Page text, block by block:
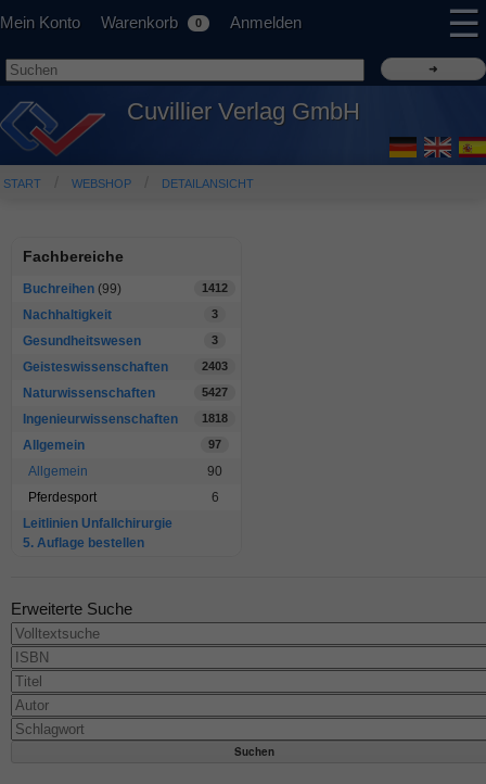
Mein Konto Warenkorb 0 Anmelden ☰
Cuvillier Verlag GmbH
START WEBSHOP DETAILANSICHT
Fachbereiche
Buchreihen (99) 1412
Nachhaltigkeit 3
Gesundheitswesen 3
Geisteswissenschaften 2403
Naturwissenschaften 5427
Ingenieurwissenschaften 1818
Allgemein 97
Allgemein
90
Pferdesport
6
Leitlinien Unfallchirurgie
5. Auflage bestellen
Erweiterte Suche